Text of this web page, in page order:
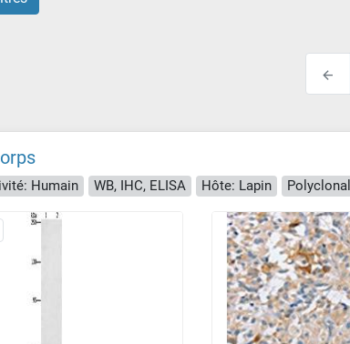
Humain WB, IHC, ELISA Hôte: Lapin Polyclonal